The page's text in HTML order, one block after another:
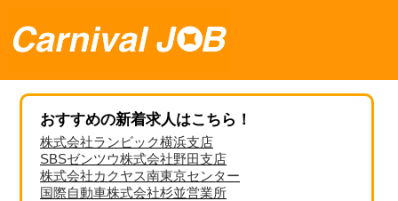
おすすめの新着求人はこちら！
株式会社ランビック横浜支店
SBSゼンツウ株式会社野田支店
株式会社カクヤス南東京センター
国際自動車株式会社杉並営業所